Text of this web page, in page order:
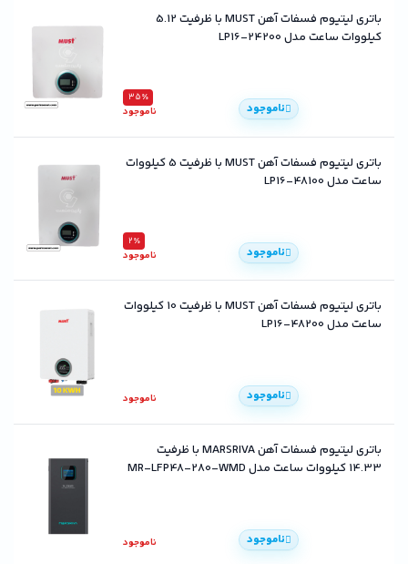
باتری لیتیوم فسفات آهن MUST با ظرفیت 5.12
کیلووات ساعت مدل LP16-24200
35٪
ناموجود ناموجود
باتری لیتیوم فسفات آهن MUST با ظرفیت 5 کیلووات
ساعت مدل LP16-48100
2٪
ناموجود ناموجود
باتری لیتیوم فسفات آهن MUST با ظرفیت 10 کیلووات
ساعت مدل LP16-48200
ناموجود ناموجود
باتری لیتیوم فسفات آهن MARSRIVA با ظرفیت
14.33 کیلووات ساعت مدل MR-LFP48-280-WMD
ناموجود ناموجود